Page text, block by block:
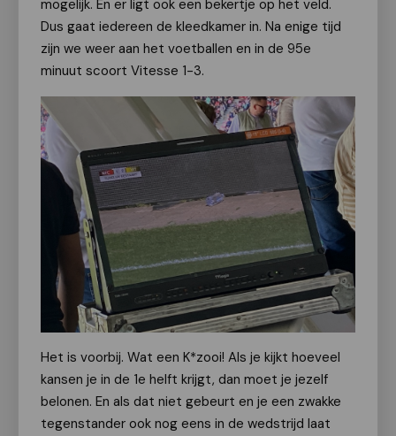
mogelijk. En er ligt ook een bekertje op het veld.
Dus gaat iedereen de kleedkamer in. Na enige tijd
zijn we weer aan het voetballen en in de 95e
minuut scoort Vitesse 1-3.
Het is voorbij. Wat een K*zooi! Als je kijkt hoeveel
kansen je in de 1e helft krijgt, dan moet je jezelf
belonen. En als dat niet gebeurt en je een zwakke
tegenstander ook nog eens in de wedstrijd laat